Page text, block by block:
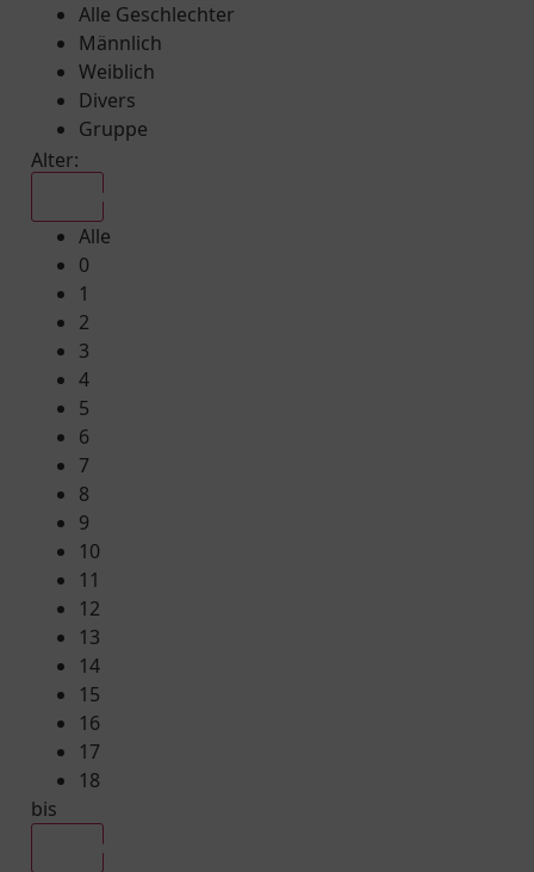
Alle Geschlechter
Männlich
Weiblich
Divers
Gruppe
Alter:
Alle
0
1
2
3
4
5
6
7
8
9
10
11
12
13
14
15
16
17
18
bis